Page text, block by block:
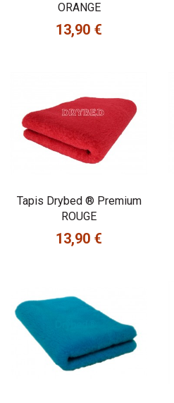
ORANGE
Prix
13,90 €
Tapis Drybed ® Premium
ROUGE
Prix
13,90 €